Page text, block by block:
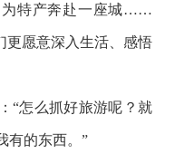
为特产奔赴一座城……
更愿意深入生活、感悟
“怎么抓好旅游呢？就
有的东西。”